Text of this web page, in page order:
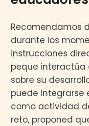
Recomendamos
durante los
instrucciones
peque interactúa
sobre su
puede integrarse
como actividad
reto, proponed